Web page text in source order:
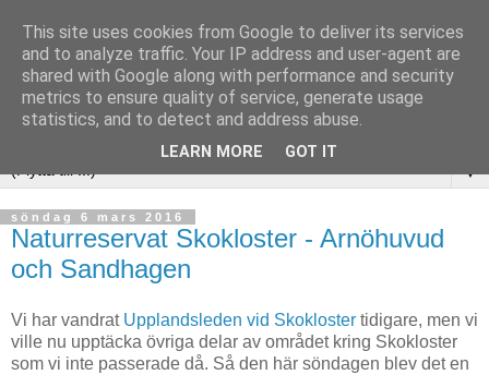
▼
söndag 6 mars 2016
Naturreservat Skokloster - Arnöhuvud
och Sandhagen
Vi har vandrat Upplandsleden vid Skokloster tidigare, men vi
ville nu upptäcka övriga delar av området kring Skokloster
som vi inte passerade då. Så den här söndagen blev det en
This site uses cookies from Google to deliver its services
and to analyze traffic. Your IP address and user-agent are
shared with Google along with performance and security
metrics to ensure quality of service, generate usage
statistics, and to detect and address abuse.
LEARN MORE GOT IT